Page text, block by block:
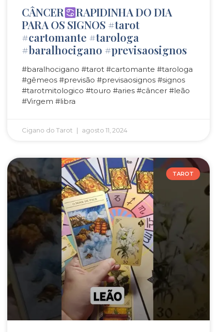
CÂNCER
RAPIDINHA DO DIA
PARA OS SIGNOS #tarot
#cartomante #tarologa
#baralhocigano #previsaosignos
#baralhocigano #tarot #cartomante #tarologa
#gêmeos #previsão #previsaosignos #signos
#tarotmitologico #touro #aries #câncer #leão
#Virgem #libra
Cigano do Tarot agosto 11, 2024
TAROT